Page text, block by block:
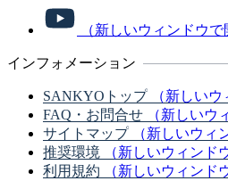
（新しいウィンドウで
インフォメーション
SANKYOトップ
（新しい
FAQ・お問合せ
（新しいウ
サイトマップ
（新しいウィ
推奨環境
（新しいウィンド
利用規約
（新しいウィンド